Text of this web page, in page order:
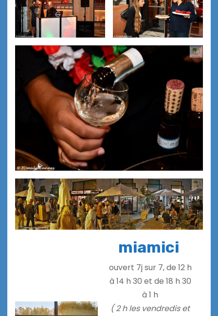
miamici
ouvert 7j sur 7, de 12 h
à 14 h 30 et de 18 h 30
à 1 h
( 2 h les vendredis et